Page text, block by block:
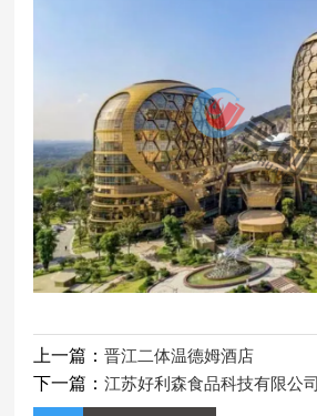
上一篇：晋江二体温德姆酒店
下一篇：江苏好利森食品科技有限公司